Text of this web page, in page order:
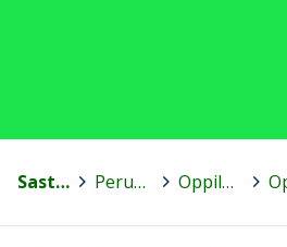
Sastamala > Perusopetus > Oppilashuolto >